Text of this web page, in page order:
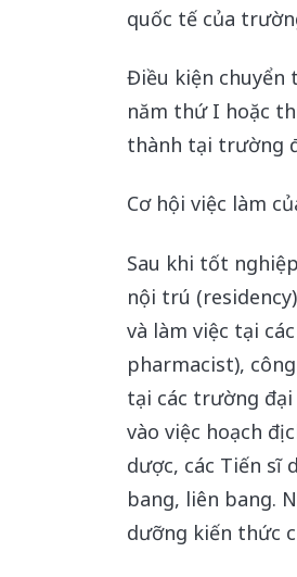
quốc tế của
Điều kiện chuyển
năm thứ I hoặc
thành tại trường
Cơ hội việc làm
Sau khi tốt
nội trú
và làm việc tại
pharmacist),
tại các trường
vào việc hoạch
dược, các Tiến sĩ
bang, liên bang.
dưỡng kiến thức